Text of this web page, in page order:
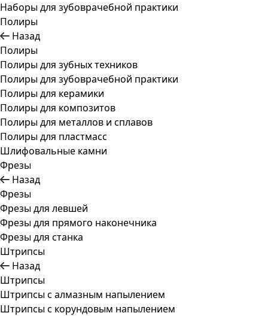
Наборы для зубоврачебной практики
Полиры
Назад
Полиры
Полиры для зубных техников
Полиры для зубоврачебной практики
Полиры для керамики
Полиры для композитов
Полиры для металлов и сплавов
Полиры для пластмасс
Шлифовальные камни
Фрезы
Назад
Фрезы
Фрезы для левшей
Фрезы для прямого наконечника
Фрезы для станка
Штрипсы
Назад
Штрипсы
Штрипсы c алмазным напылением
Штрипсы c корундовым напылением